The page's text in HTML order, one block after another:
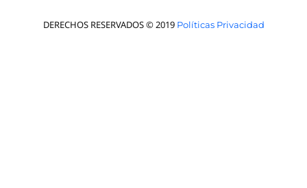
DERECHOS RESERVADOS © 2019 Políticas Privacidad